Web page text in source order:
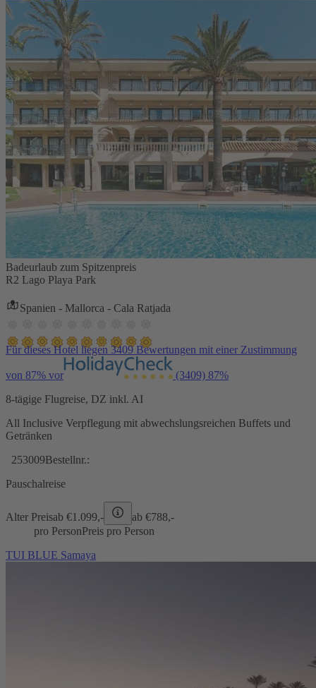
Badeurlaub zum Spitzenpreis
R2 Lago Playa Park
Spanien - Mallorca - Cala Ratjada
Für dieses Hotel liegen 3409 Bewertungen mit einer Zustimmung
von 87% vor (3409) 87%
8-tägige Flugreise, DZ inkl. AI
All Inclusive Verpflegung mit abwechslungsreichen Buffets und
Getränken
253009Bestellnr.:
Pauschalreise
Alter Preisab €1.099,- ab €788,-
pro PersonPreis pro Person
TUI BLUE Samaya